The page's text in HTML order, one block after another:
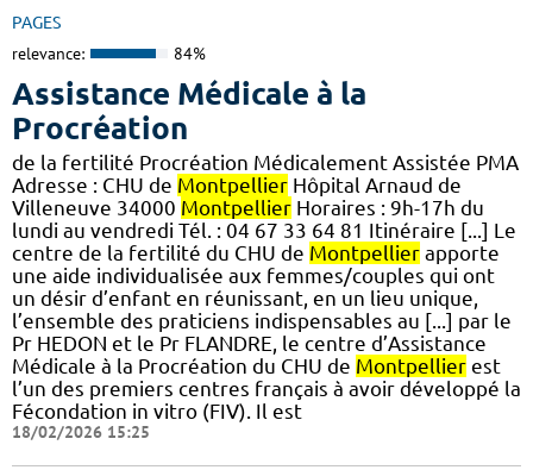
PAGES
relevance: 84%
Assistance Médicale à la
Procréation
de la fertilité Procréation Médicalement Assistée PMA
Adresse : CHU de Montpellier Hôpital Arnaud de
Villeneuve 34000 Montpellier Horaires : 9h-17h du
lundi au vendredi Tél. : 04 67 33 64 81 Itinéraire [...] Le
centre de la fertilité du CHU de Montpellier apporte
une aide individualisée aux femmes/couples qui ont
un désir d’enfant en réunissant, en un lieu unique,
l’ensemble des praticiens indispensables au [...] par le
Pr HEDON et le Pr FLANDRE, le centre d’Assistance
Médicale à la Procréation du CHU de Montpellier est
l’un des premiers centres français à avoir développé la
Fécondation in vitro (FIV). Il est
18/02/2026 15:25